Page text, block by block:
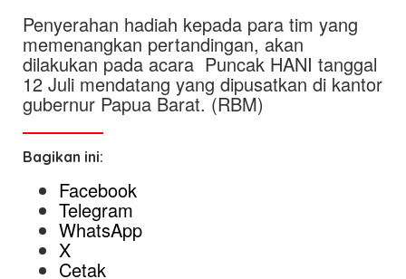
Penyerahan hadiah kepada para tim yang
memenangkan pertandingan, akan
dilakukan pada acara Puncak HANI tanggal
12 Juli mendatang yang dipusatkan di kantor
gubernur Papua Barat. (RBM)
Bagikan ini:
Facebook
Telegram
WhatsApp
X
Cetak